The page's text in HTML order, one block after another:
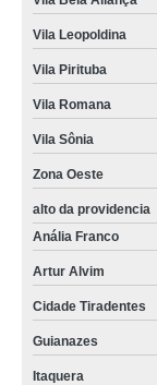
Vila Leopoldina
Vila Pirituba
Vila Romana
Vila Sônia
Zona Oeste
alto da providencia
Anália Franco
Artur Alvim
Cidade Tiradentes
Guianazes
Itaquera